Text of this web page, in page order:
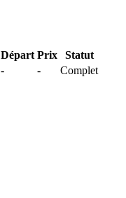
Départ Prix
Statut
- - Complet